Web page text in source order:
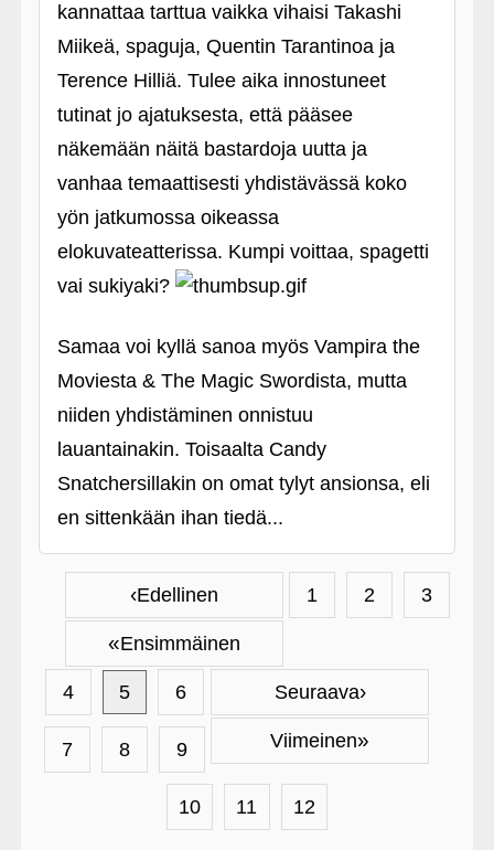
kannattaa tarttua vaikka vihaisi Takashi
Miikeä, spaguja, Quentin Tarantinoa ja
Terence Hilliä. Tulee aika innostuneet
tutinat jo ajatuksesta, että pääsee
näkemään näitä bastardoja uutta ja
vanhaa temaattisesti yhdistävässä koko
yön jatkumossa oikeassa
elokuvateatterissa. Kumpi voittaa, spagetti
vai sukiyaki?
Samaa voi kyllä sanoa myös Vampira the
Moviesta & The Magic Swordista, mutta
niiden yhdistäminen onnistuu
lauantainakin. Toisaalta Candy
Snatchersillakin on omat tylyt ansionsa, eli
en sittenkään ihan tiedä...
‹Edellinen
«Ensimmäinen
Seuraava›
Viimeinen»
1 2 3
4 5 6
7 8 9
10 11 12